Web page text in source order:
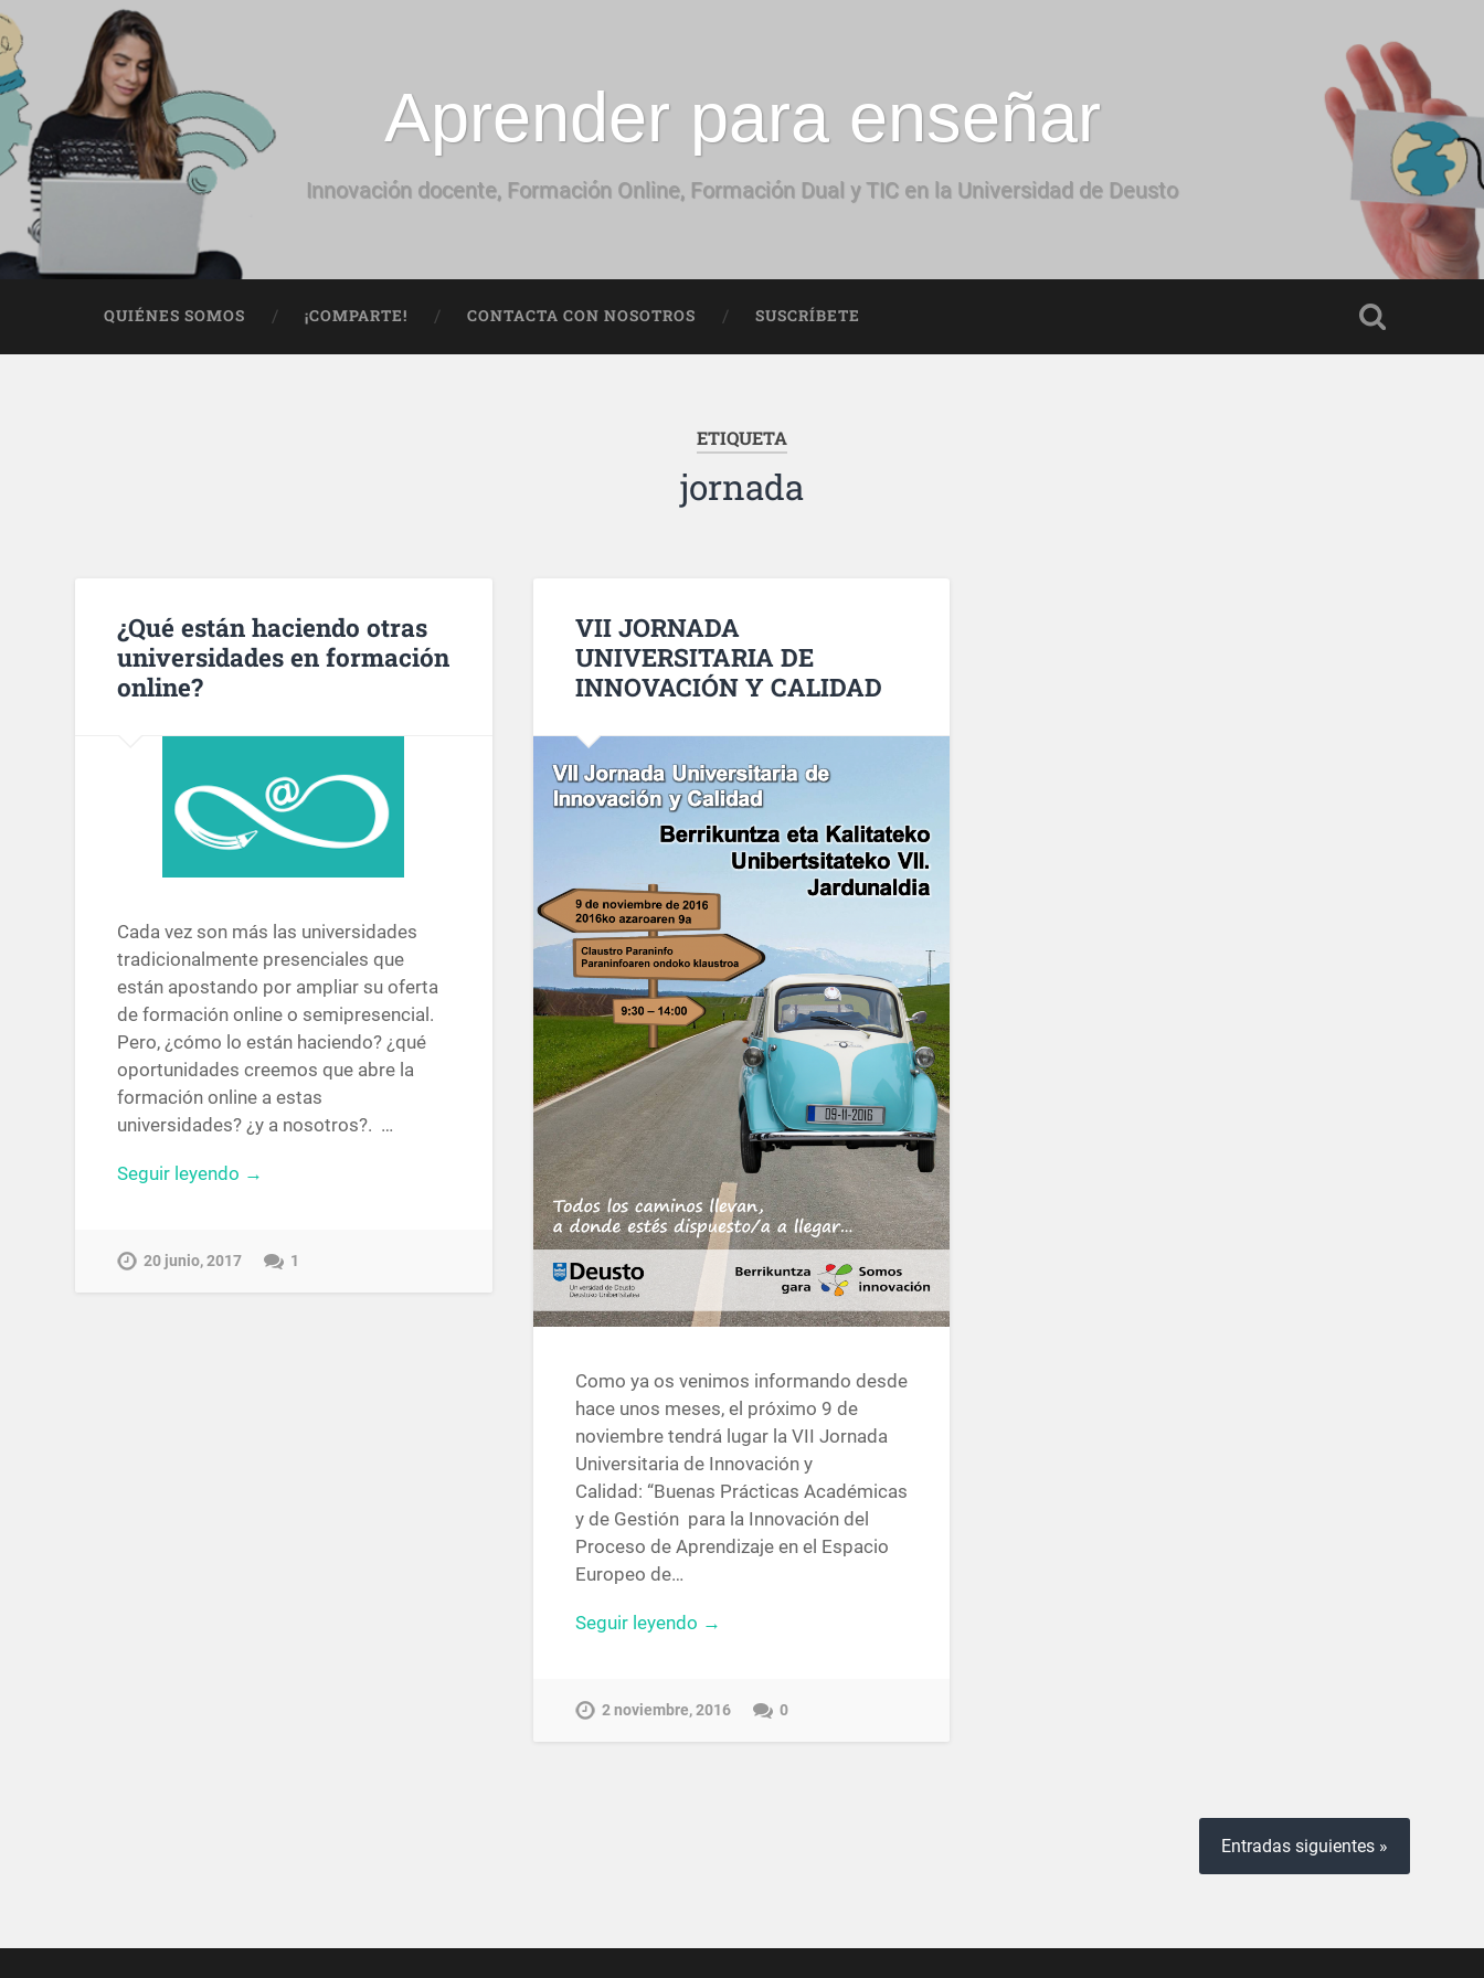
Aprender para enseñar
Innovación docente, Formación Online, Formación Dual y TIC en la Universidad de Deusto
QUIÉNES SOMOS ¡COMPARTE! CONTACTA CON NOSOTROS SUSCRÍBETE
ETIQUETA
jornada
¿Qué están haciendo otras
universidades en formación
online?
Cada vez son más las universidades
tradicionalmente presenciales que
están apostando por ampliar su oferta
de formación online o semipresencial.
Pero, ¿cómo lo están haciendo? ¿qué
oportunidades creemos que abre la
formación online a estas
universidades? ¿y a nosotros?. …
Seguir leyendo →
20 junio, 2017 1
VII JORNADA
UNIVERSITARIA DE
INNOVACIÓN Y CALIDAD
Como ya os venimos informando desde
hace unos meses, el próximo 9 de
noviembre tendrá lugar la VII Jornada
Universitaria de Innovación y
Calidad: “Buenas Prácticas Académicas
y de Gestión para la Innovación del
Proceso de Aprendizaje en el Espacio
Europeo de…
Seguir leyendo →
2 noviembre, 2016 0
Entradas siguientes »